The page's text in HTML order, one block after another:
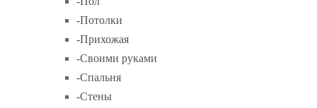
-Потолки
-Прихожая
-Своими руками
-Спальня
-Стены